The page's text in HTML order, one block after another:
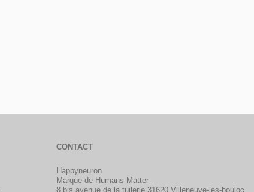
CONTACT
Happyneuron
Marque de Humans Matter
8 bis avenue de la tuilerie 31620 Villeneuve-les-bouloc